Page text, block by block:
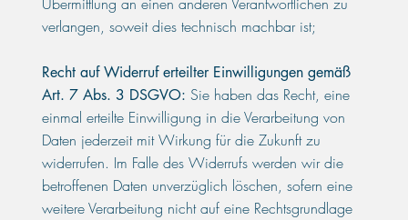
verlangen, soweit dies technisch machbar ist;
Recht auf Widerruf erteilter Einwilligungen gemäß
Art. 7 Abs. 3 DSGVO: Sie haben das Recht, eine
einmal erteilte Einwilligung in die Verarbeitung von
Daten jederzeit mit Wirkung für die Zukunft zu
widerrufen. Im Falle des Widerrufs werden wir die
betroffenen Daten unverzüglich löschen, sofern eine
weitere Verarbeitung nicht auf eine Rechtsgrundlage